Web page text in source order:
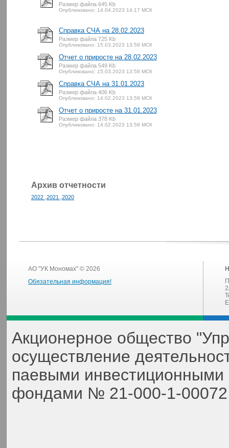
Размер файла 645 Kb
Опубликовано: 14.04.2023 14:17 МСК
Справка СЧА на 28.02.2023
Размер файла 725 Kb
Опубликовано: 15.03.2023 13:59 МСК
Отчет о приросте на 28.02.2023
Размер файла 549 Kb
Опубликовано: 15.03.2023 13:58 МСК
Справка СЧА на 31.01.2023
Размер файла 406 Kb
Опубликовано: 14.02.2023 13:59 МСК
Отчет о приросте на 31.01.2023
Размер файла 378 Kb
Опубликовано: 14.02.2023 13:58 МСК
Архив отчетности
2022 2021 2020
АО "УК Мономах" © 2026
Обязательная информация!
Акционерное общество
осуществление
паевыми
фондами № 21-000-1-